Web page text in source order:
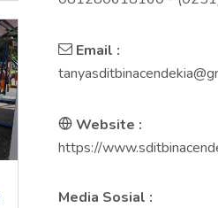
Email :
Website :
https://
Media Sosial :